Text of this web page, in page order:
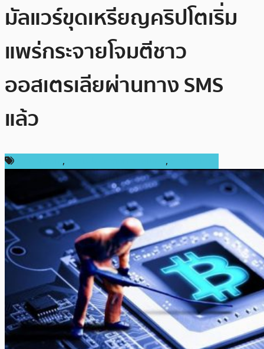
มัลแวร์ขุดเหรียญคริปโตเริ่ม
แพร่กระจายโจมตีชาว
ออสเตรเลียผ่านทาง SMS
แล้ว
, ,